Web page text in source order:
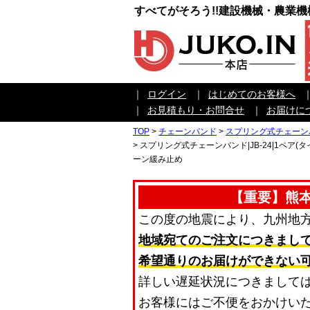
すべてがそろう!!建設機械・農業
｜ ログイン ｜ はじめてのお客様へ
｜
お見積もり・お問合せ ｜ お届けに
TOP > チェーンバンド > スプリング式チェー
> スプリング式チェーンバンド|JB-24|1ペア(
ーン緩み止め
【重要】熊
この度の地震により、九州地
地域宛てのご注文につきまし
希望通りのお届けができない
詳しい遅延状況につきまして
お客様にはご不便をおかけい